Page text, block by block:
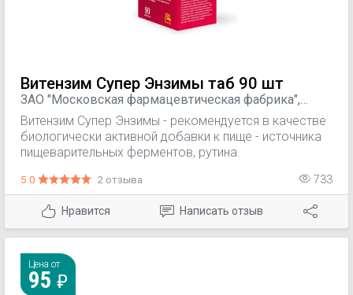
Витензим Супер Энзимы таб 90 шт
ЗАО "Московская фармацевтическая фабрика",
Россия
Витензим Супер Энзимы - рекомендуется в качестве
биологически активной добавки к пище - источника
пищеварительных ферментов, рутина.
5.0 2 отзыва 733
Нравится Написать отзыв
Цена от
95